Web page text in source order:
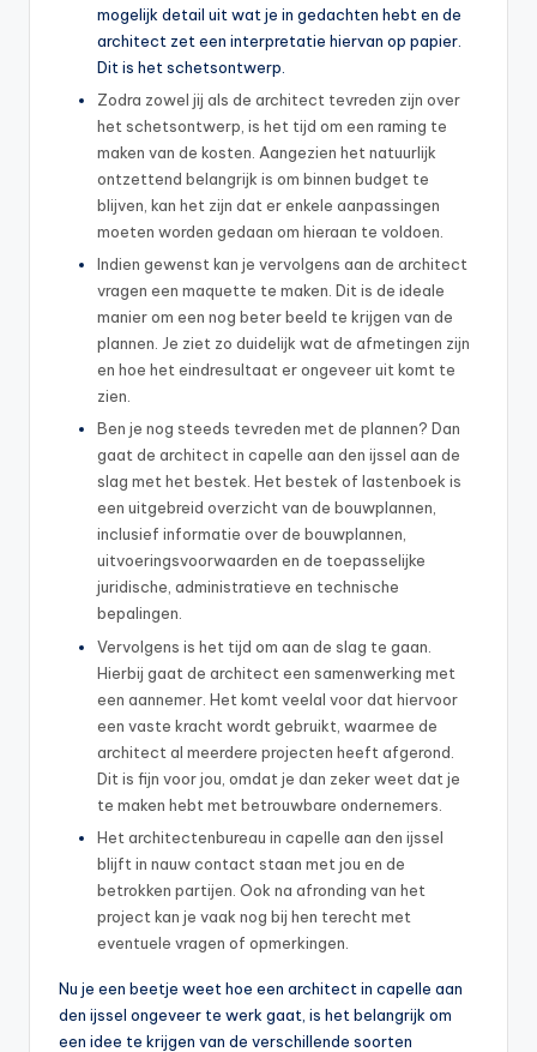
mogelijk detail uit wat je in gedachten hebt en de
architect zet een interpretatie hiervan op papier.
Dit is het schetsontwerp.
Zodra zowel jij als de architect tevreden zijn over
het schetsontwerp, is het tijd om een raming te
maken van de kosten. Aangezien het natuurlijk
ontzettend belangrijk is om binnen budget te
blijven, kan het zijn dat er enkele aanpassingen
moeten worden gedaan om hieraan te voldoen.
Indien gewenst kan je vervolgens aan de architect
vragen een maquette te maken. Dit is de ideale
manier om een nog beter beeld te krijgen van de
plannen. Je ziet zo duidelijk wat de afmetingen zijn
en hoe het eindresultaat er ongeveer uit komt te
zien.
Ben je nog steeds tevreden met de plannen? Dan
gaat de architect in capelle aan den ijssel aan de
slag met het bestek. Het bestek of lastenboek is
een uitgebreid overzicht van de bouwplannen,
inclusief informatie over de bouwplannen,
uitvoeringsvoorwaarden en de toepasselijke
juridische, administratieve en technische
bepalingen.
Vervolgens is het tijd om aan de slag te gaan.
Hierbij gaat de architect een samenwerking met
een aannemer. Het komt veelal voor dat hiervoor
een vaste kracht wordt gebruikt, waarmee de
architect al meerdere projecten heeft afgerond.
Dit is fijn voor jou, omdat je dan zeker weet dat je
te maken hebt met betrouwbare ondernemers.
Het architectenbureau in capelle aan den ijssel
blijft in nauw contact staan met jou en de
betrokken partijen. Ook na afronding van het
project kan je vaak nog bij hen terecht met
eventuele vragen of opmerkingen.
Nu je een beetje weet hoe een architect in capelle aan
den ijssel ongeveer te werk gaat, is het belangrijk om
een idee te krijgen van de verschillende soorten